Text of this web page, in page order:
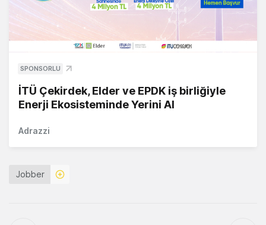
SPONSORLU
İTÜ Çekirdek, Elder ve EPDK iş birliğiyle
Enerji Ekosisteminde Yerini Al
Adrazzi
Jobber